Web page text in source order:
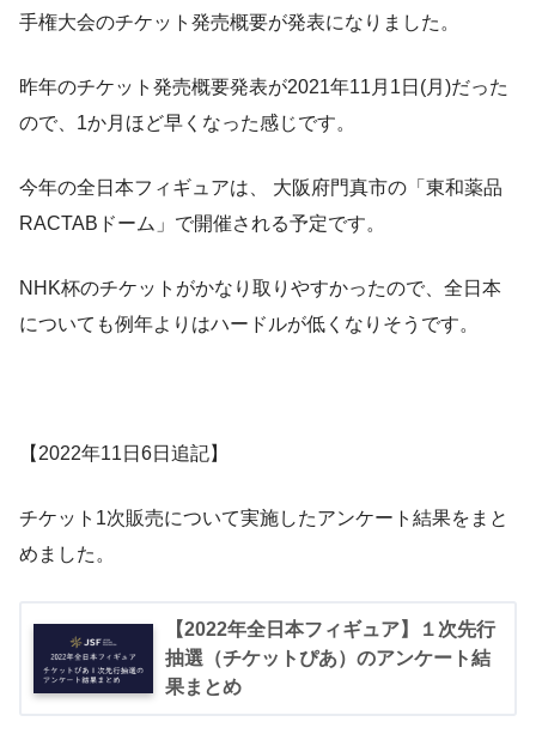
手権大会のチケット発売概要が発表になりました。
昨年のチケット発売概要発表が2021年11月1日(月)だった
ので、1か月ほど早くなった感じです。
今年の全日本フィギュアは、 大阪府門真市の「東和薬品
RACTABドーム」で開催される予定です。
NHK杯のチケットがかなり取りやすかったので、全日本
についても例年よりはハードルが低くなりそうです。
【2022年11日6日追記】
チケット1次販売について実施したアンケート結果をまと
めました。
【2022年全日本フィギュア】１次先行
抽選（チケットぴあ）のアンケート結
果まとめ